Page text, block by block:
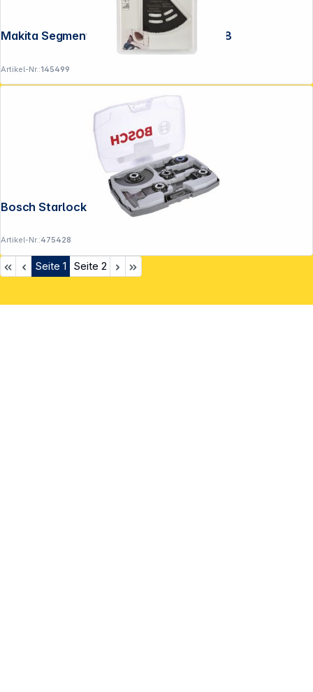
Makita Segmentsägeblatt 53mm MAP008
Artikel-Nr.:145499
Bosch Starlock-Set Best of Cutting 5tlg.
Artikel-Nr.:475428
Seite 1 Seite 2